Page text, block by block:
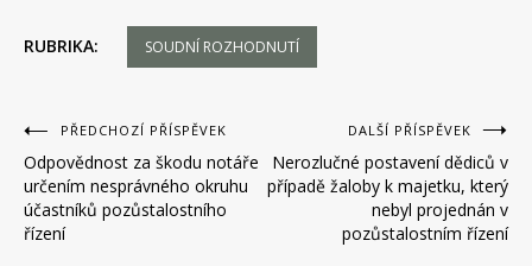
RUBRIKA: SOUDNÍ ROZHODNUTÍ
Navigace
pro
příspěvek
PŘEDCHOZÍ PŘÍSPĚVEK
Odpovědnost za škodu notáře
určením nesprávného okruhu
účastníků pozůstalostního
řízení
DALŠÍ PŘÍSPĚVEK
Nerozlučné postavení dědiců v
případě žaloby k majetku, který
nebyl projednán v
pozůstalostním řízení